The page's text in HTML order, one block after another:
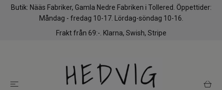
Butik: Nääs Fabriker, Gamla Nedre Fabriken i Tollered. Öppettider:
Måndag - fredag 10-17. Lördag-söndag 10-16.
Frakt från 69:-. Klarna, Swish, Stripe